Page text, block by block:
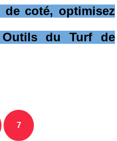
de coté, optimisez
du Turf de
7